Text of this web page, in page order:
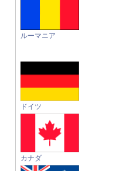
ルーマニア
ドイツ
カナダ